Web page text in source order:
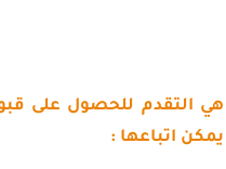
هي التقدم للحصول على
اتباعها :